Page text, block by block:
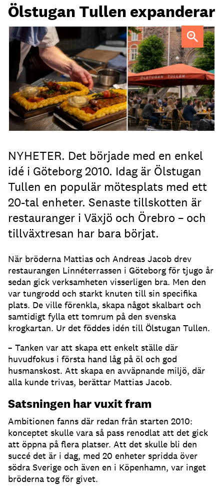
Ölstugan Tullen expanderar
NYHETER. Det började med en enkel
idé i Göteborg 2010. Idag är Ölstugan
Tullen en populär mötesplats med ett
20-tal enheter. Senaste tillskotten är
restauranger i Växjö och Örebro – och
tillväxtresan har bara börjat.
När bröderna Mattias och Andreas Jacob drev
restaurangen Linnéterrassen i Göteborg för tjugo år
sedan gick verksamheten visserligen bra. Men den
var tungrodd och starkt knuten till sin specifika
plats. De ville förenkla, skapa något skalbart och
samtidigt fylla ett tomrum på den svenska
krogkartan. Ur det föddes idén till Ölstugan Tullen.
– Tanken var att skapa ett enkelt ställe där
huvudfokus i första hand låg på öl och god
husmanskost. Att skapa en avväpnande miljö, där
alla kunde trivas, berättar Mattias Jacob.
Satsningen har vuxit fram
Ambitionen fanns där redan från starten 2010:
konceptet skulle vara så pass renodlat att det gick
att öppna på flera platser. Att det skulle bli den
succé det är i dag, med 20 enheter spridda över
södra Sverige och även en i Köpenhamn, var inget
bröderna tog för givet.